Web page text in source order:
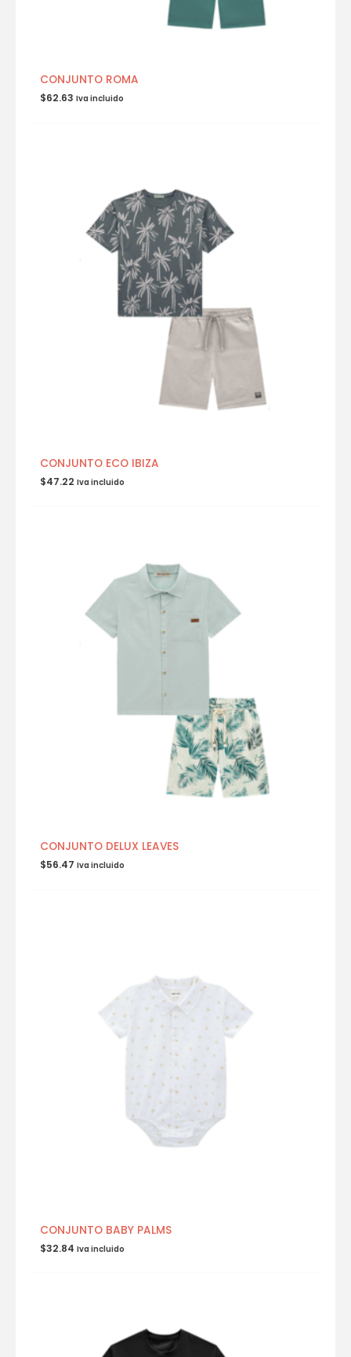
CONJUNTO ROMA
$62.63 Iva incluido
CONJUNTO ECO IBIZA
$47.22 Iva incluido
CONJUNTO DELUX LEAVES
$56.47 Iva incluido
CONJUNTO BABY PALMS
$32.84 Iva incluido